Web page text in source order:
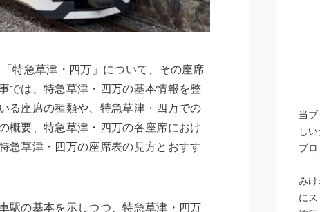
特急草津・四万」について、その座席
では、特急草津・四万の基本情報を整
る座席の種類や、特急草津・四万での
概要、特急草津・四万の各座席におけ
急草津・四万の座席表の見方とおすす
駅の基本を示しつつ、特急草津・四万
当
し
ブ
み
に